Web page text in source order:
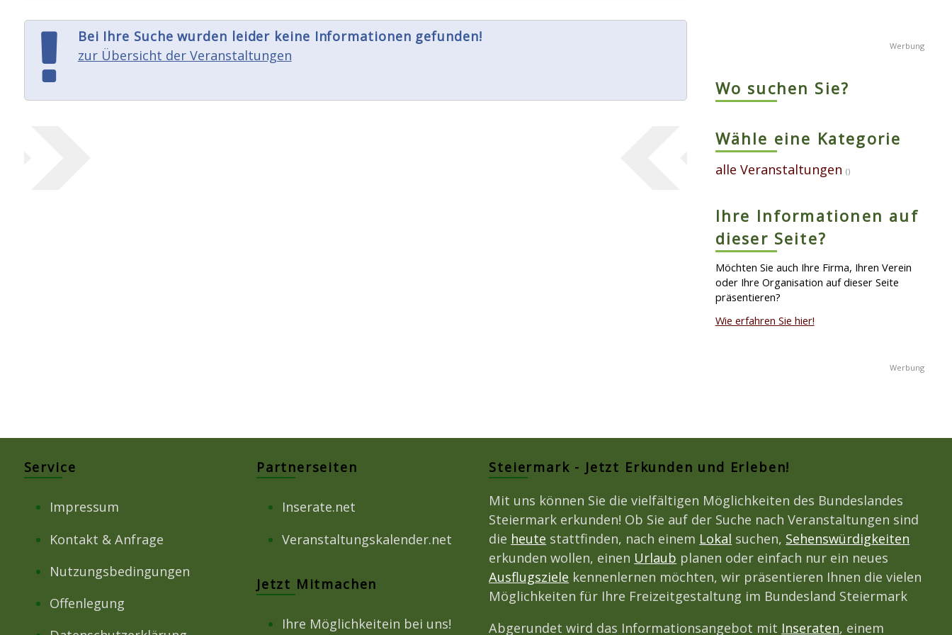
Bei Ihre Suche wurden leider keine Informationen gefunden!
zur Übersicht der Veranstaltungen
Wo suchen Sie?
Wähle eine Kategorie
alle Veranstaltungen ()
Ihre Informationen auf
dieser Seite?
Möchten Sie auch Ihre Firma, Ihren Verein
oder Ihre Organisation auf dieser Seite
präsentieren?
Wie erfahren Sie hier!
Service
Impressum
Kontakt & Anfrage
Nutzungsbedingungen
Offenlegung
Partnerseiten
Inserate.net
Veranstaltungskalender.net
Jetzt Mitmachen
Ihre Möglichkeitein bei uns!
Steiermark - Jetzt Erkunden und Erleben!
Mit uns können Sie die vielfältigen Möglichkeiten des Bundeslandes
Steiermark erkunden! Ob Sie auf der Suche nach Veranstaltungen sind
die heute stattfinden, nach einem Lokal suchen, Sehenswürdigkeiten
erkunden wollen, einen Urlaub planen oder einfach nur ein neues
Ausflugsziele kennenlernen möchten, wir präsentieren Ihnen die vielen
Möglichkeiten für Ihre Freizeitgestaltung im Bundesland Steiermark
Abgerundet wird das Informationsangebot mit Inseraten, einem